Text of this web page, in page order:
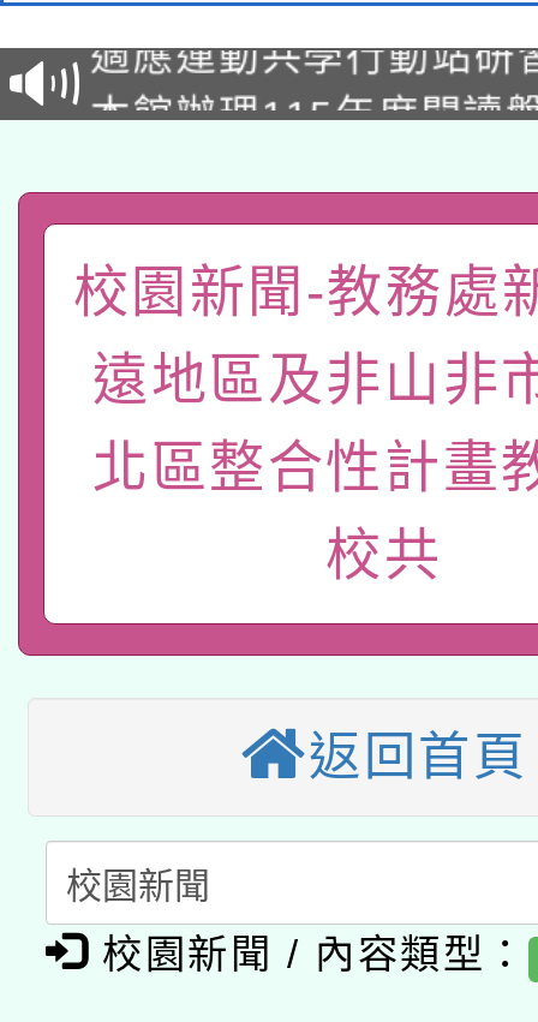
招甄選結果公告(無人
招)
本館辦理115年度閱讀
礎課程
A3數位素養講師名單
「數位內容與教學軟體
pilot」
薪期間赴陸應申請許可
轉知經濟部水利署委託
業技術研究院辦理「
用水績優單位及節水達
115年8月22日(星期六
桃園市孔廟祈福系列
開 智慧啟航」
2026年桃園地景藝術
本校115學年度第2次
招甄選結果公告(無人
招)
適應運動共學行動站研
本館辦理115年度閱讀
暨閱讀推動專業研習
科技賦能─人工智慧
礎課程
A3數位素養講師名單
「數位內容與教學軟體
pilot」
有關大陸委員會函釋公
轉知經濟部水利署委託
校園新聞-教務處
遠地區及非山非
北區整合性計畫
校共
返回首頁
校園新聞 / 內容類型：